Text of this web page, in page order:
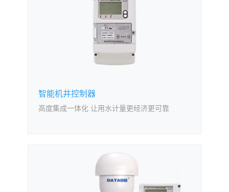
智能机井控制器
高度集成一体化 让用水计量更经济更可靠